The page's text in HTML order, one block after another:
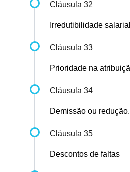
Cláusula 32
Irredutibilidade salarial
Cláusula 33
Prioridade na
Cláusula 34
Demissão ou
Cláusula 35
Descontos de faltas